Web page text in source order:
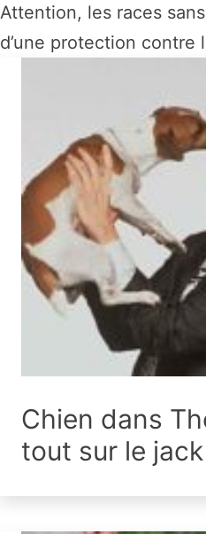
Attention, les races
d’une protection contre
Chien dans
tout sur le